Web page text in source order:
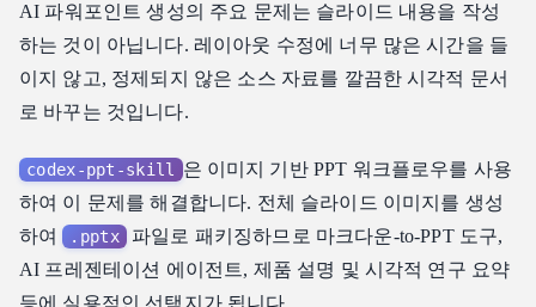
AI 파워포인트 생성의 주요 문제는 슬라이드 내용을 작성
하는 것이 아닙니다. 레이아웃 수정에 너무 많은 시간을 들
이지 않고, 정제되지 않은 소스 자료를 깔끔한 시각적 문서
로 바꾸는 것입니다.
codex-ppt-skill 은 이미지 기반 PPT 워크플로우를 사용
하여 이 문제를 해결합니다. 전체 슬라이드 이미지를 생성
하여 .pptx 파일로 패키징하므로 마크다운-to-PPT 도구,
AI 프레젠테이션 에이전트, 제품 설명 및 시각적 연구 요약